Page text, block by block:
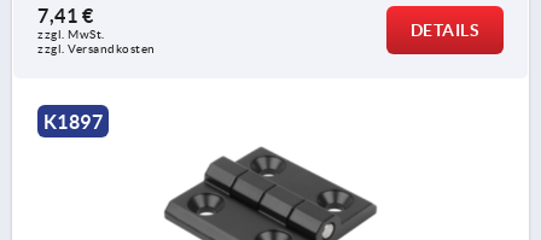
7,41 €
zzgl. MwSt.
zzgl. Versandkosten
DETAILS
K1897